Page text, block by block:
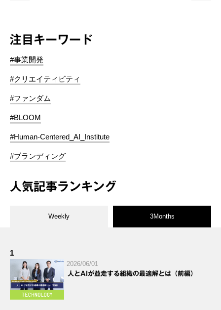
注目キーワード
#事業開発
#クリエイティビティ
#ファンダム
#BLOOM
#Human-Centered_AI_Institute
#ブランディング
人気記事ランキング
Weekly 3Months
1
2026/06/01
人とAIが並走する組織の最適解とは（前編）